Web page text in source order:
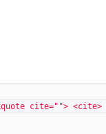
cite=""> <cite>